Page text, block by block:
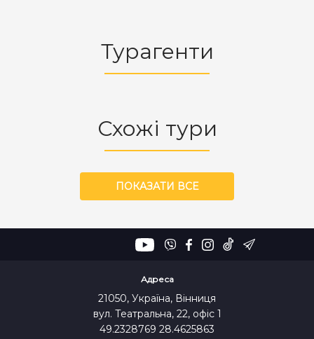
Турагенти
Схожі тури
ПОКАЗАТИ ВСЕ
Адреса
21050, Україна, Вінниця
вул. Театральна, 22, офіс 1
49.2328769 28.4625863